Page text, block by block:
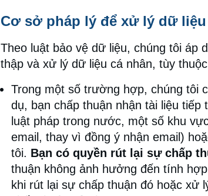
Cơ sở pháp lý để xử lý dữ
Theo luật bảo vệ dữ liệu, chúng tôi áp
thập và xử lý dữ liệu cá nhân, tùy
Trong một số trường hợp, chúng tôi
dụ, bạn chấp thuận nhận tài liệu
luật pháp trong nước, một số khu
email, thay vì đồng ý nhận email)
tôi. Bạn có quyền rút lại sự chấp
thuận không ảnh hưởng đến tính
khi rút lại sự chấp thuận đó hoặc xử